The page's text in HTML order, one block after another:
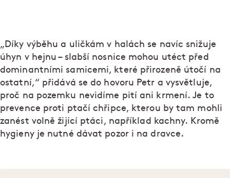
„Díky výběhu a uličkám v halách se navíc snižuje
úhyn v hejnu – slabší nosnice mohou utéct před
dominantními samicemi, které přirozeně útočí na
ostatní,“ přidává se do hovoru Petr a vysvětluje,
proč na pozemku nevidíme pití ani krmení. Je to
prevence proti ptačí chřipce, kterou by tam mohli
zanést volně žijící ptáci, například kachny. Kromě
hygieny je nutné dávat pozor i na dravce.